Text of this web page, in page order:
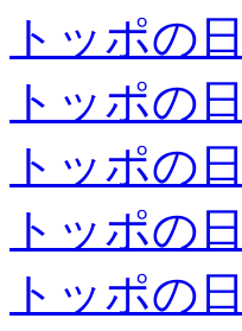
トッポの日
トッポの日
トッポの日
トッポの日
トッポの日